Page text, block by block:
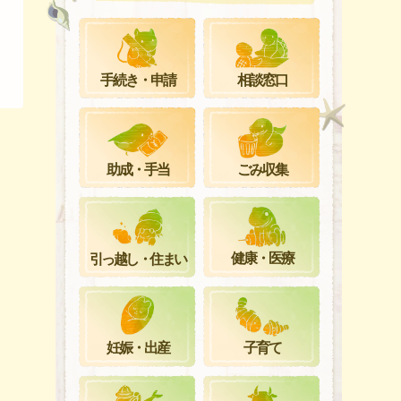
手続き・申請 相談窓口
助成・手当 ごみ収集
引っ越し・住まい 健康・医療
妊娠・出産 子育て